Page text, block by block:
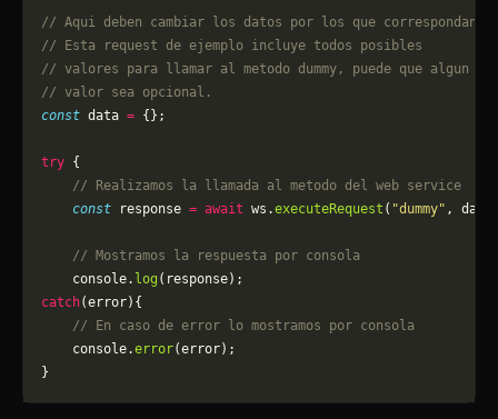
// Aqui deben cambiar los datos por los que correspondan.
// Esta request de ejemplo incluye todos posibles
// valores para llamar al metodo dummy, puede que algun
// valor sea opcional.
const data = {};
try {
    // Realizamos la llamada al metodo del web service
    const
response = await ws.executeRequest ( "dummy" ,
    // Mostramos la respuesta por consola
    console.
log (response);
catch(error){
    // En caso de error lo mostramos por consola
	console.
error(error);
}